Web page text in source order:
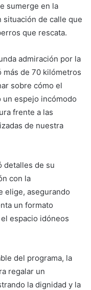
sumerge en la
situación de calle que
que rescata.
admiración por la
más de 70 kilómetros
sobre cómo el
espejo incómodo
frente a las
de nuestra
detalles de su
con la
elige, asegurando
un formato
espacio idóneos
del programa, la
regalar un
la dignidad y la